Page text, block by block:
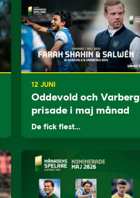
12 JUNI
Oddevold och Varberg
prisade i maj månad
De fick flest…